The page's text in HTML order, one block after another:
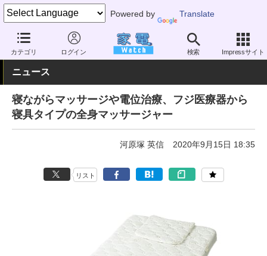
Powered by Translate
カテゴリ ログイン 検索 Impressサイト
家電 Watch ヘルスケア 健康家電 マッサージ機器
ニュース
寝ながらマッサージや電位治療、フジ医療器から
寝具タイプの全身マッサージャー
河原塚 英信 2020年9月15日 18:35
リスト